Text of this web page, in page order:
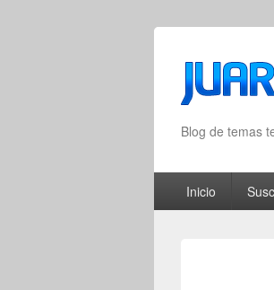
Blog de temas
Primary menu
Skip to primary
Skip to
Inicio